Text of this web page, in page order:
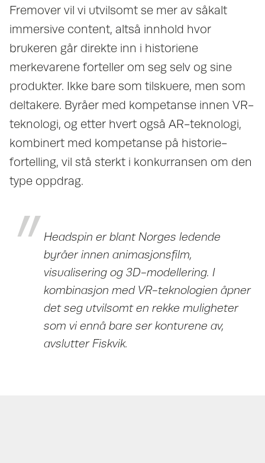
Fremover vil vi utvilsomt se mer av såkalt
immersive content, altså innhold hvor
brukeren går direkte inn i historiene
merkevarene forteller om seg selv og sine
produkter. Ikke bare som tilskuere, men som
deltakere. Byråer med kompetanse innen VR-
teknologi, og etter hvert også AR-teknologi,
kombinert med kompetanse på historie-
fortelling, vil stå sterkt i konkurransen om den
type oppdrag.
Headspin er blant Norges ledende
byråer innen animasjonsfilm,
visualisering og 3D-modellering. I
kombinasjon med VR-teknologien åpner
det seg utvilsomt en rekke muligheter
som vi ennå bare ser konturene av,
avslutter Fiskvik.